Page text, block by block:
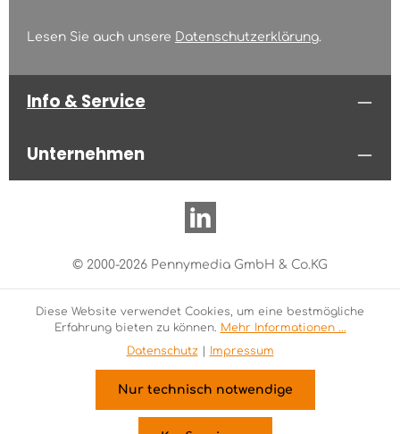
Lesen Sie auch unsere Datenschutzerklärung.
Info & Service
Unternehmen
© 2000-2026 Pennymedia GmbH & Co.KG
Diese Website verwendet Cookies, um eine bestmögliche
Erfahrung bieten zu können. Mehr Informationen ...
Datenschutz| Impressum
Nur technisch notwendige